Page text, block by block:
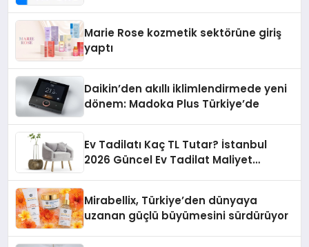
Marie Rose kozmetik sektörüne giriş
yaptı
Daikin’den akıllı iklimlendirmede yeni
dönem: Madoka Plus Türkiye’de
Ev Tadilatı Kaç TL Tutar? İstanbul
2026 Güncel Ev Tadilat Maliyet
Mirabellix, Türkiye’den dünyaya
uzanan güçlü büyümesini sürdürüyor